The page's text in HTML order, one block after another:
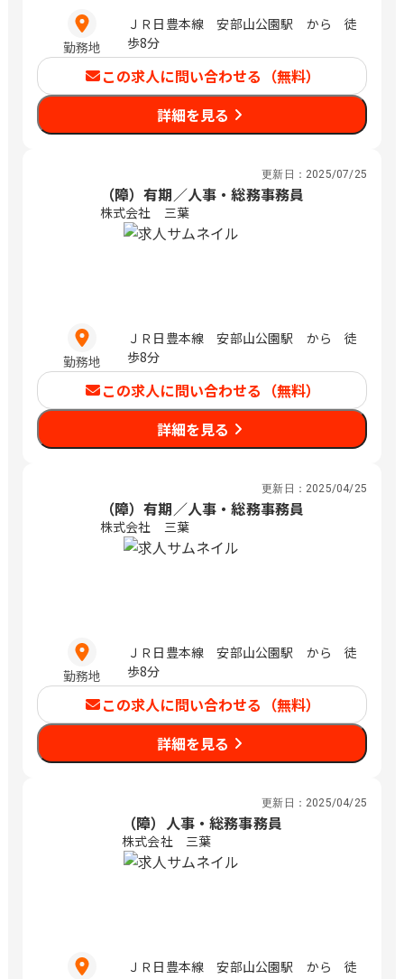
勤務地
ＪＲ日豊本線 安部山公園駅 から 徒
歩8分
この求人に問い合わせる（無料）
詳細を見る
更新日： 2025/07/25
（障）有期／人事・総務事務員
株式会社 三葉
勤務地
ＪＲ日豊本線 安部山公園駅 から 徒
歩8分
この求人に問い合わせる（無料）
詳細を見る
更新日： 2025/04/25
（障）有期／人事・総務事務員
株式会社 三葉
勤務地
ＪＲ日豊本線 安部山公園駅 から 徒
歩8分
この求人に問い合わせる（無料）
詳細を見る
更新日： 2025/04/25
（障）人事・総務事務員
株式会社 三葉
ＪＲ日豊本線 安部山公園駅 から 徒